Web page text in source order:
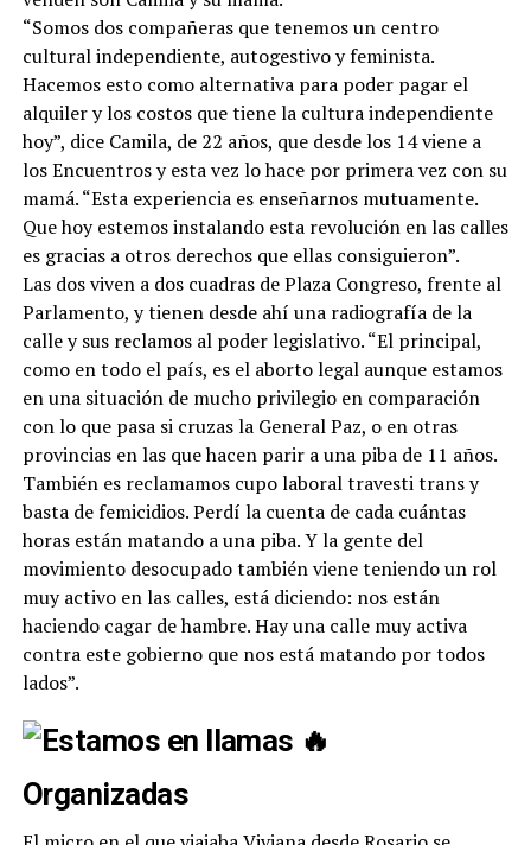
“Somos dos compañeras que tenemos un centro
cultural independiente, autogestivo y feminista.
Hacemos esto como alternativa para poder pagar el
alquiler y los costos que tiene la cultura independiente
hoy”, dice Camila, de 22 años, que desde los 14 viene a
los Encuentros y esta vez lo hace por primera vez con su
mamá. “Esta experiencia es enseñarnos mutuamente.
Que hoy estemos instalando esta revolución en las calles
es gracias a otros derechos que ellas consiguieron”.
Las dos viven a dos cuadras de Plaza Congreso, frente al
Parlamento, y tienen desde ahí una radiografía de la
calle y sus reclamos al poder legislativo. “El principal,
como en todo el país, es el aborto legal aunque estamos
en una situación de mucho privilegio en comparación
con lo que pasa si cruzas la General Paz, o en otras
provincias en las que hacen parir a una piba de 11 años.
También es reclamamos cupo laboral travesti trans y
basta de femicidios. Perdí la cuenta de cada cuántas
horas están matando a una piba. Y la gente del
movimiento desocupado también viene teniendo un rol
muy activo en las calles, está diciendo: nos están
haciendo cagar de hambre. Hay una calle muy activa
contra este gobierno que nos está matando por todos
lados”.
Organizadas